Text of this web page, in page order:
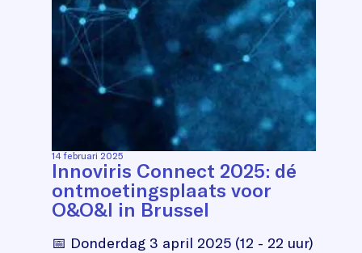
14 februari 2025
Innoviris Connect 2025: dé
ontmoetingsplaats voor
O&O&I in Brussel
📅 Donderdag 3 april 2025 (12 - 22 uur)